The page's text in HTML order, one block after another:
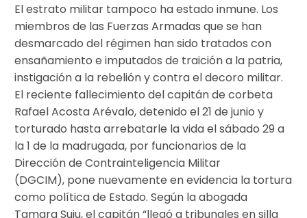
El estrato militar tampoco ha estado inmune. Los
miembros de las Fuerzas Armadas que se han
desmarcado del régimen han sido tratados con
ensañamiento e imputados de traición a la patria,
instigación a la rebelión y contra el decoro militar.
El reciente fallecimiento del capitán de corbeta
Rafael Acosta Arévalo, detenido el 21 de junio y
torturado hasta arrebatarle la vida el sábado 29 a
la 1 de la madrugada, por funcionarios de la
Dirección de Contrainteligencia Militar
(DGCIM), pone nuevamente en evidencia la tortura
como política de Estado. Según la abogada
Tamara Suju, el capitán “llegó a tribunales en silla